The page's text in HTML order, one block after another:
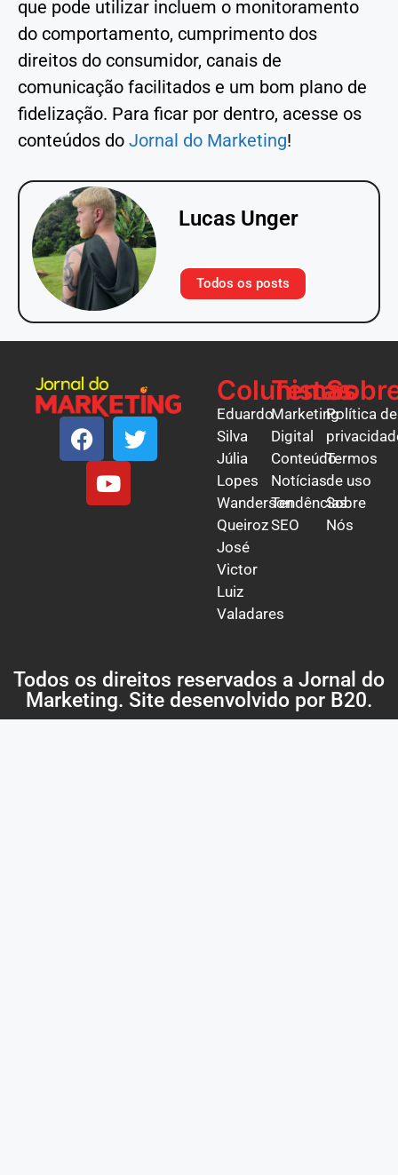
que pode utilizar incluem o monitoramento
do comportamento, cumprimento dos
direitos do consumidor, canais de
comunicação facilitados e um bom plano de
fidelização. Para ficar por dentro, acesse os
conteúdos do Jornal do Marketing!
Lucas Unger
Todos os posts
Colunistas
Eduardo
Silva
Júlia
Lopes
Wanderson
Queiroz
José
Victor
Luiz
Valadares
Temas
Marketing
Digital
Conteúdo
Notícias
Tendências
SEO
Política de
Termos
de uso
Sobre
Nós
Todos os direitos reservados a Jornal do
Marketing. Site desenvolvido por B20.